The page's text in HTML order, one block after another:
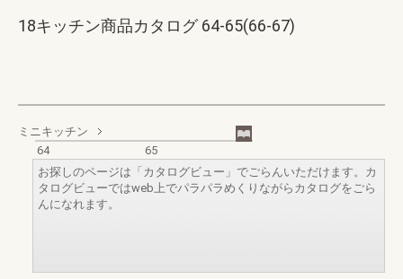
18キッチン商品カタログ 64-65(66-67)
ミニキッチン
64
65
お探しのページは「カタログビュー」でごらんいただけます。カ
タログビューではweb上でパラパラめくりながらカタログをごら
んになれます。